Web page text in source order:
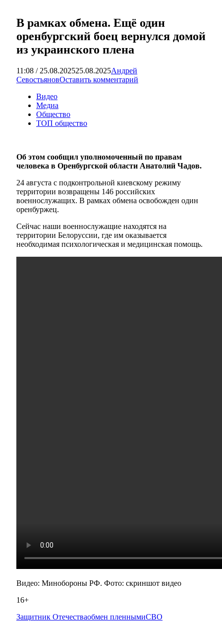
В рамках обмена. Ещё один
оренбургский боец вернулся домой
из украинского плена
11:08 / 25.08.202525.08.2025Андрей
СевостьяновОставить комментарий
Видео
Медиа
Общество
ТОП общество
Об этом сообщил уполномоченный по правам
человека в Оренбургской области Анатолий Чадов.
24 августа с подконтрольной киевскому режиму
территории возвращены 146 российских
военнослужащих. В рамках обмена освобожден один
оренбуржец.
Сейчас наши военнослужащие находятся на
территории Белоруссии, где им оказывается
необходимая психологическая и медицинская помощь.
Видео: Минобороны РФ. Фото: скриншот видео
16+
Защитник Отечестваобмен пленнымиСВО